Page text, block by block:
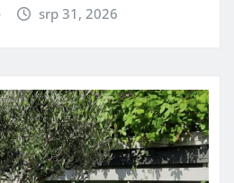
srp 31, 2026